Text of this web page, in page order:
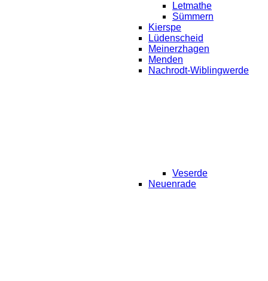
Letmathe
Sümmern
Kierspe
Lüdenscheid
Meinerzhagen
Menden
Nachrodt-Wiblingwerde
Veserde
Neuenrade